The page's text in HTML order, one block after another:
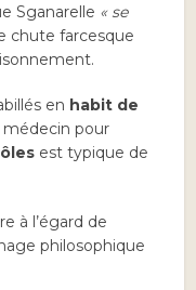
Sganarelle « se
chute farcesque
en habit de
pour
est typique de
à l’égard de
philosophique